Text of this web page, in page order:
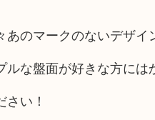
のマークのないデザイ
な盤面が好きな方には
い！